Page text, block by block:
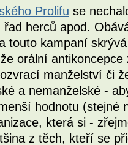
Prolifu se
herců apod.
touto kampaní
orální
manželství či
a nemanželské -
hodnotu (stejné
která si -
z těch, kteří se